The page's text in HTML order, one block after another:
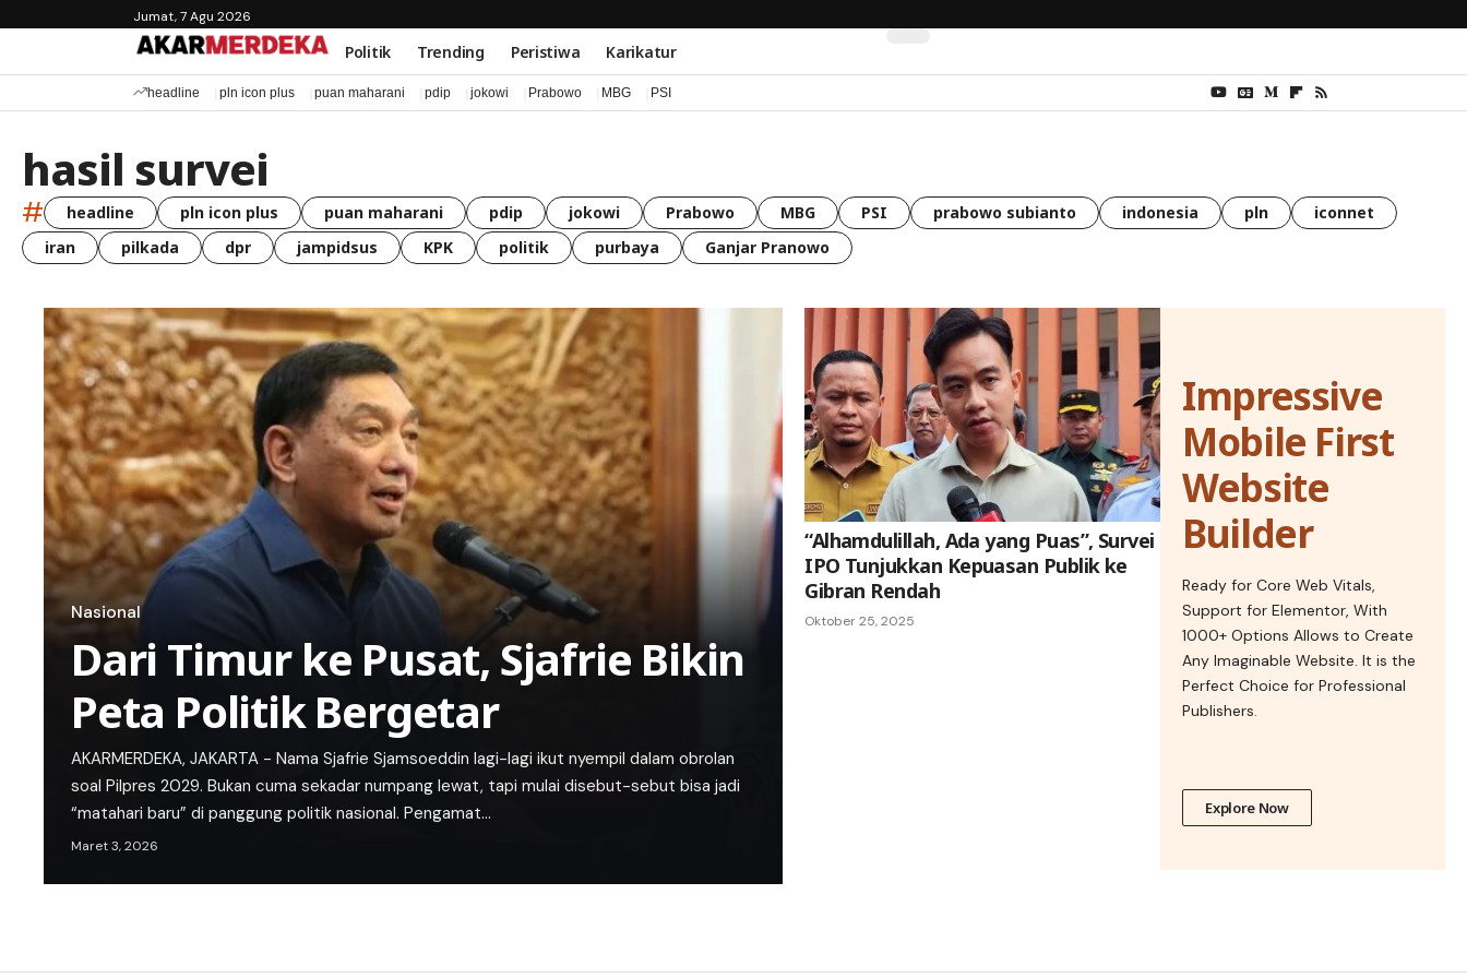
Jumat, 7 Agu 2026
Politik Trending Peristiwa Karikatur
headline pln icon plus puan maharani pdip jokowi Prabowo MBG PSI
hasil survei
# headline pln icon plus puan maharani pdip jokowi Prabowo MBG PSI prabowo subianto indonesia pln
iconnet
iran
pilkada dpr jampidsus KPK politik purbaya Ganjar Pranowo
Nasional
Dari Timur ke Pusat, Sjafrie Bikin
Peta Politik Bergetar
AKARMERDEKA, JAKARTA - Nama Sjafrie Sjamsoeddin lagi-lagi ikut nyempil dalam obrolan
soal Pilpres 2029. Bukan cuma sekadar numpang lewat, tapi mulai disebut-sebut bisa jadi
“matahari baru” di panggung politik nasional. Pengamat…
Maret 3, 2026
“Alhamdulillah, Ada yang Puas”, Survei
IPO Tunjukkan Kepuasan Publik ke
Gibran Rendah
Oktober 25, 2025
Impressive
Mobile First
Website
Builder
Ready for Core Web Vitals,
Support for Elementor, With
1000+ Options Allows to Create
Any Imaginable Website. It is the
Perfect Choice for Professional
Publishers.
Explore Now